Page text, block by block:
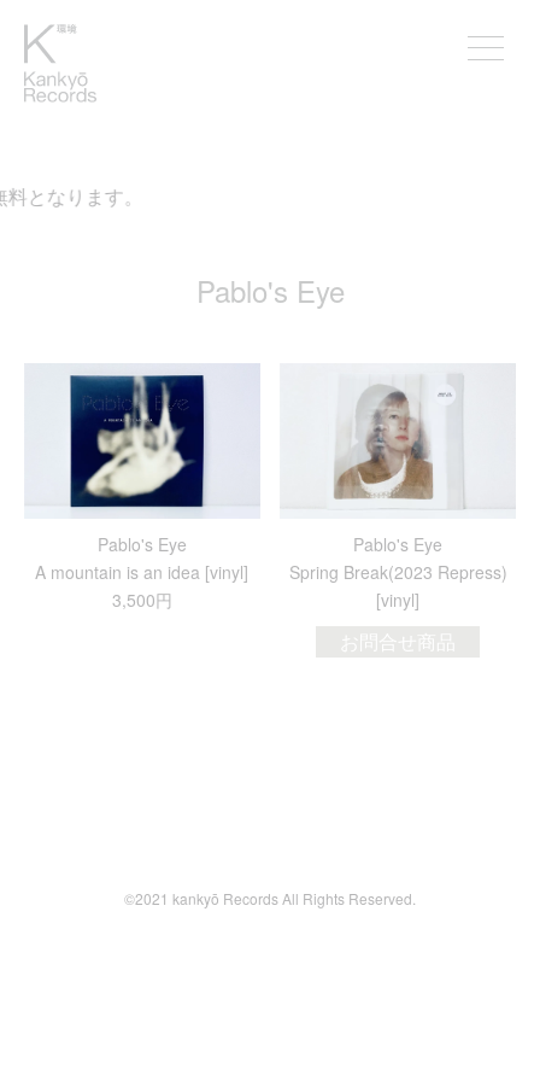
となります。
Pablo's Eye
Pablo's Eye
A mountain is an idea [vinyl]
3,500円
Pablo's Eye
Spring Break(2023 Repress)
[vinyl]
お問合せ商品
©2021 kankyō Records All Rights Reserved.